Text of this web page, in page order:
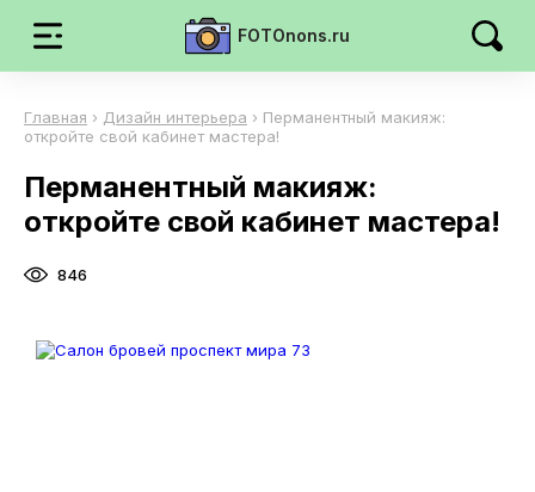
FOTOnons.ru
Главная › Дизайн интерьера › Перманентный макияж:
откройте свой кабинет мастера!
Перманентный макияж:
откройте свой кабинет мастера!
846